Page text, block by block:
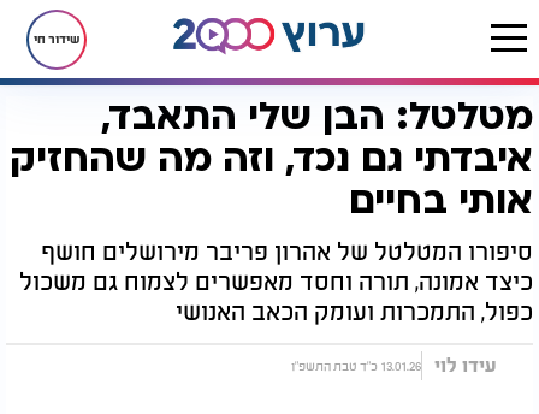
שידור חי
דף הבית יהדות ערוץ 2000 סדרות הדיגיטל של ערוץ 2000
הדרך חזרה הביתה
מטלטל: הבן שלי התאבד,
איבדתי גם נכד, וזה מה שהחזיק
אותי בחיים
סיפורו המטלטל של אהרון פריבר מירושלים חושף
כיצד אמונה, תורה וחסד מאפשרים לצמוח גם משכול
כפול, התמכרות ועומק הכאב האנושי
עידו לוי 13.01.26 כ"ד טבת התשפ"ו